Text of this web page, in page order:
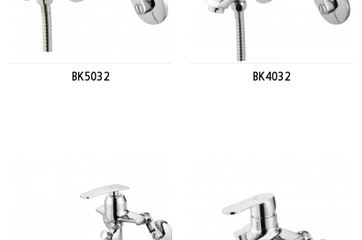
BK5032 BK4032